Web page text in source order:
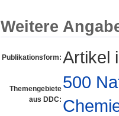
Weitere
Publikationsform: Artikel
Themengebiete
aus DDC:
500